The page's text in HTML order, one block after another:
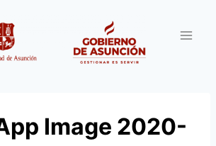
Image 2020-